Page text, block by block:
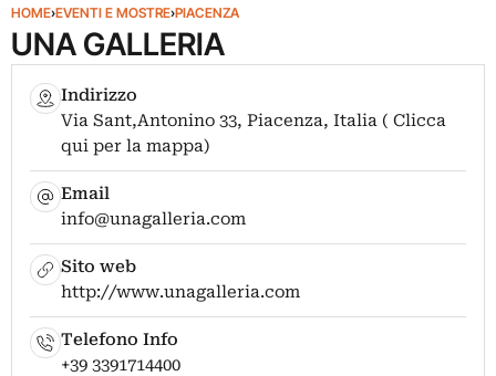
HOME›EVENTI E MOSTRE›PIACENZA
UNA GALLERIA
Indirizzo
Via Sant,Antonino 33, Piacenza, Italia ( Clicca
qui per la mappa)
Email
info@unagalleria.com
Sito web
http://www.unagalleria.com
Telefono Info
+39 3391714400